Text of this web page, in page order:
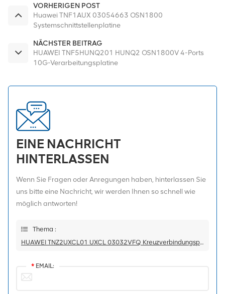
VORHERIGEN POST
Huawei TNF1AUX 03054663 OSN1800
Systemschnittstellenplatine
NÄCHSTER BEITRAG
HUAWEI TNF5HUNQ201 HUNQ2 OSN1800V 4-Ports
10G-Verarbeitungsplatine
EINE NACHRICHT
HINTERLASSEN
Wenn Sie Fragen oder Anregungen haben, hinterlassen Sie
uns bitte eine Nachricht, wir werden Ihnen so schnell wie
möglich antworten!
Thema :
HUAWEI TNZ2UXCL01 UXCL 03032VFQ Kreuzverbindungsplatine
* EMAIL: